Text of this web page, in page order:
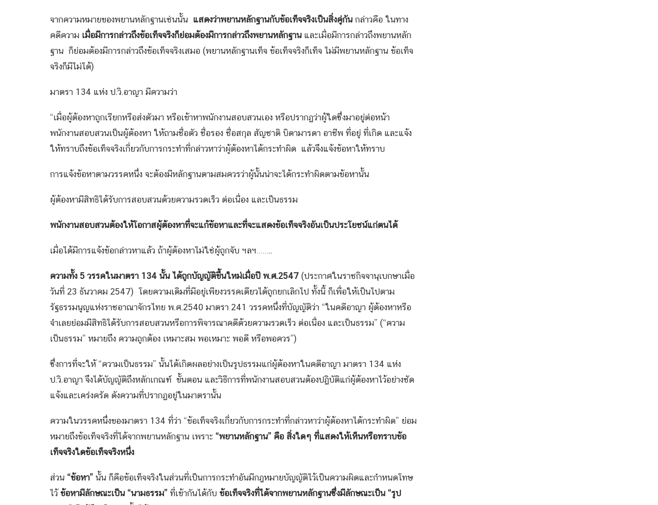
จากความหมายของพยานหลักฐานเช่นนั้น แสดงว่าพยานหลักฐานกับข้อเท็จจริงเป็นสิ่งคู่กัน กล่าวคือ ในทาง
คดีความ เมื่อมีการกล่าวถึงข้อเท็จจริงก็ย่อมต้องมีการกล่าวถึงพยานหลักฐาน และเมื่อมีการกล่าวถึงพยานหลัก
ฐาน ก็ย่อมต้องมีการกล่าวถึงข้อเท็จจริงเสมอ (พยานหลักฐานเท็จ ข้อเท็จจริงก็เท็จ ไม่มีพยานหลักฐาน ข้อเท็จ
จริงก็มีไม่ได้)
มาตรา 134 แห่ง ป.วิ.อาญา มีความว่า
“เมื่อผู้ต้องหาถูกเรียกหรือส่งตัวมา หรือเข้าหาพนักงานสอบสวนเอง หรือปรากฏว่าผู้ใดซึ่งมาอยู่ต่อหน้า
พนักงานสอบสวนเป็นผู้ต้องหา ให้ถามชื่อตัว ชื่อรอง ชื่อสกุล สัญชาติ บิดามารดา อาชีพ ที่อยู่ ที่เกิด และแจ้ง
ให้ทราบถึงข้อเท็จจริงเกี่ยวกับการกระทำที่กล่าวหาว่าผู้ต้องหาได้กระทำผิด แล้วจึงแจ้งข้อหาให้ทราบ
การแจ้งข้อหาตามวรรคหนึ่ง จะต้องมีหลักฐานตามสมควรว่าผู้นั้นน่าจะได้กระทำผิดตามข้อหานั้น
ผู้ต้องหามีสิทธิได้รับการสอบสวนด้วยความรวดเร็ว ต่อเนื่อง และเป็นธรรม
พนักงานสอบสวนต้องให้โอกาสผู้ต้องหาที่จะแก้ข้อหาและที่จะแสดงข้อเท็จจริงอันเป็นประโยชน์แก่ตนได้
เมื่อได้มีการแจ้งข้อกล่าวหาแล้ว ถ้าผู้ต้องหาไม่ใช่ผู้ถูกจับ ฯลฯ……..
ความทั้ง 5 วรรคในมาตรา 134 นั้น ได้ถูกบัญญัติขึ้นใหม่เมื่อปี พ.ศ.2547 (ประกาศในราชกิจจานุเบกษาเมื่อ
วันที่ 23 ธันวาคม 2547) โดยความเดิมที่มีอยู่เพียงวรรคเดียวได้ถูกยกเลิกไป ทั้งนี้ ก็เพื่อให้เป็นไปตาม
รัฐธรรมนูญแห่งราชอาณาจักรไทย พ.ศ.2540 มาตรา 241 วรรคหนึ่งที่บัญญัติว่า “ในคดีอาญา ผู้ต้องหาหรือ
จำเลยย่อมมีสิทธิได้รับการสอบสวนหรือการพิจารณาคดีด้วยความรวดเร็ว ต่อเนื่อง และเป็นธรรม” (“ความ
เป็นธรรม” หมายถึง ความถูกต้อง เหมาะสม พอเหมาะ พอดี หรือพอควร”)
ซึ่งการที่จะให้ “ความเป็นธรรม” นั้นได้เกิดผลอย่างเป็นรูปธรรมแก่ผู้ต้องหาในคดีอาญา มาตรา 134 แห่ง
ป.วิ.อาญา จึงได้บัญญัติถึงหลักเกณฑ์ ขั้นตอน และวิธีการที่พนักงานสอบสวนต้องปฏิบัติแก่ผู้ต้องหาไว้อย่างชัด
แจ้งและเคร่งครัด ดังความที่ปรากฏอยู่ในมาตรานั้น
ความในวรรคหนึ่งของมาตรา 134 ที่ว่า “ข้อเท็จจริงเกี่ยวกับการกระทำที่กล่าวหาว่าผู้ต้องหาได้กระทำผิด” ย่อม
หมายถึงข้อเท็จจริงที่ได้จากพยานหลักฐาน เพราะ “พยานหลักฐาน” คือ สิ่งใดๆ ที่แสดงให้เห็นหรือทราบข้อ
เท็จจริงใดข้อเท็จจริงหนึ่ง
ส่วน “ข้อหา” นั้น ก็คือข้อเท็จจริงในส่วนที่เป็นการกระทำอันมีกฎหมายบัญญัติไว้เป็นความผิดและกำหนดโทษ
ไว้ข้อหามีลักษณะเป็น “นามธรรม” ที่เข้ากันได้กับ ข้อเท็จจริงที่ได้จากพยานหลักฐานซึ่งมีลักษณะเป็น “รูป